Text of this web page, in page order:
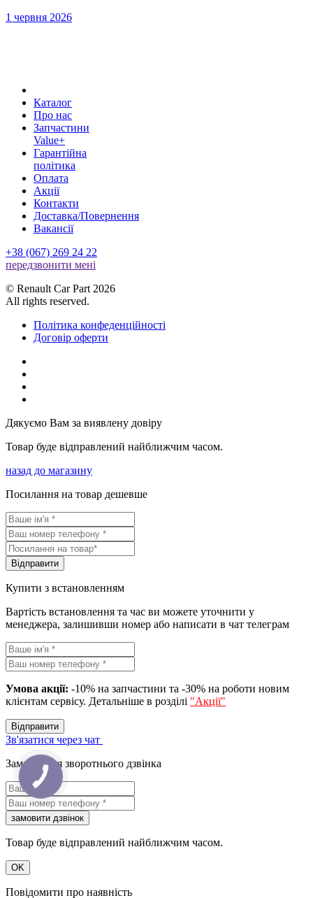
1 червня 2026
Каталог
Про нас
Запчастини
Value+
Гарантійна
політика
Оплата
Акції
Контакти
Доставка/Повернення
Вакансії
+38 (067) 269 24 22
передзвонити менi
© Renault Car Part 2026
All rights reserved.
Політика конфеденційності
Договір оферти
Дякуємо Вам за виявлену довіру
Товар буде відправлений найближчим часом.
назад до магазину
Посилання на товар дешевше
Вiдправити
Купити з встановленням
Вартість встановлення та час ви можете уточнити у
менеджера, залишивши номер або написати в чат телеграм
Умова акції: -10% на запчастини та -30% на роботи новим
клієнтам сервісу. Детальніше в розділі "Акції"
Вiдправити
Зв'язатися через чат
Замовлення зворотнього дзвінка
замовити дзвiнок
Товар буде відправлений найближчим часом.
OK
Повідомити про наявність
КНОПКА
ЗВ'ЯЗКУ